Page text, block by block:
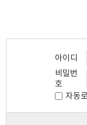
아이디
비밀번
호
자동